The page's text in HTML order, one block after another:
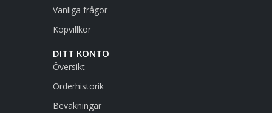
Vanliga frågor
Köpvillkor
DITT KONTO
Översikt
Orderhistorik
Bevakningar